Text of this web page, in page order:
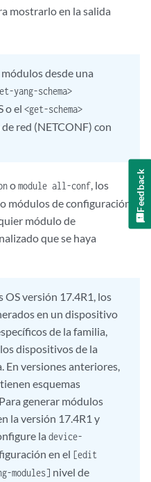
mostrarlo en la salida
desde una
yang-schema>
o el <get-schema>
red (NETCONF) con
omodule all-conf , los
módulos de configuración
módulo de
que se haya
OS versión 17.4R1, los
en un dispositivo
de la familia,
dispositivos de la
En versiones anteriores,
esquemas
generar módulos
la versión 17.4R1 y
la device-
en el [edit
modules] nivel de
Feedback